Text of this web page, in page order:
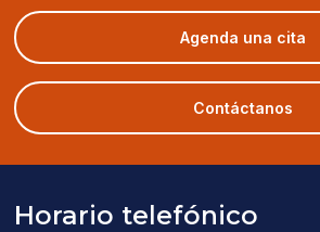
Agenda una cita
in
a
Contáctanos
Horario telefónico